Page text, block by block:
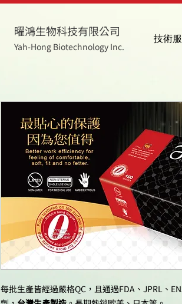
曜鴻生物科技有限公司
Yah-Hong Biotechnology Inc.
技術
每批生產皆經過嚴格QC，且通過FDA、JPRL、